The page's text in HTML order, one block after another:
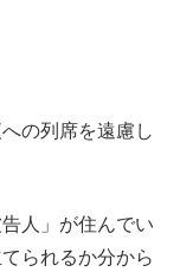
の列席を遠慮し
人」が住んでい
られるか分から